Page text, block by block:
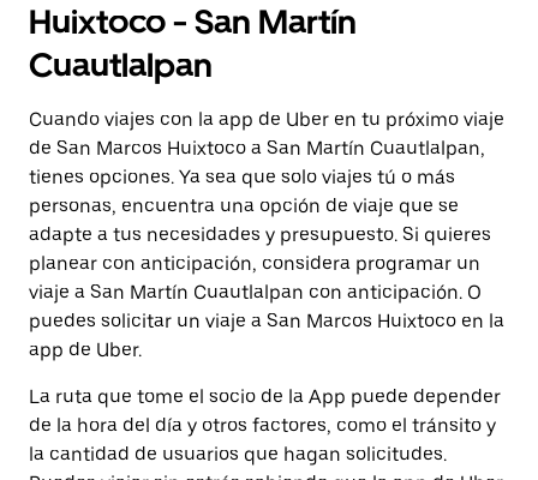
Huixtoco - San Martín
Cuautlalpan
Cuando viajes con la app de Uber en tu próximo viaje
de San Marcos Huixtoco a San Martín Cuautlalpan,
tienes opciones. Ya sea que solo viajes tú o más
personas, encuentra una opción de viaje que se
adapte a tus necesidades y presupuesto. Si quieres
planear con anticipación, considera programar un
viaje a San Martín Cuautlalpan con anticipación. O
puedes solicitar un viaje a San Marcos Huixtoco en la
app de Uber.
La ruta que tome el socio de la App puede depender
de la hora del día y otros factores, como el tránsito y
la cantidad de usuarios que hagan solicitudes.